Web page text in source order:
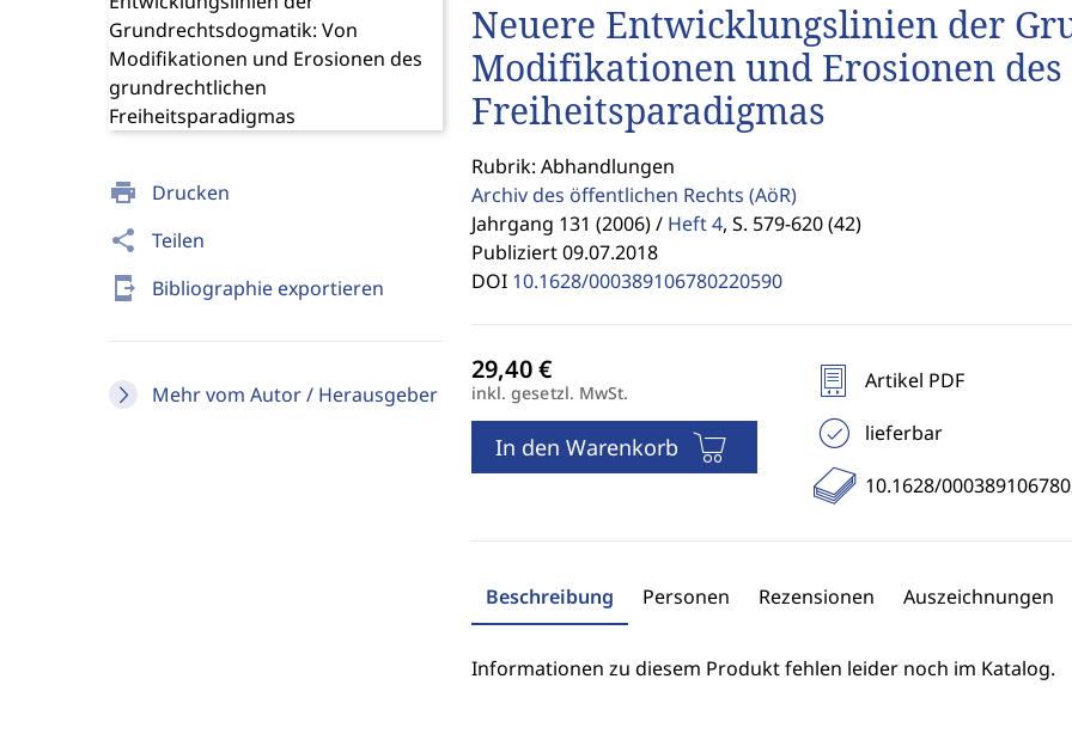
print Drucken
share Teilen
send_to_mobile Bibliographie exportieren
Mehr vom Autor / Herausgeber
Neuere Entwicklungslinien der
Modifikationen und Erosionen
Freiheitsparadigmas
Rubrik: Abhandlungen
Archiv des öffentlichen Rechts (AöR)
Jahrgang 131 (2006) / Heft 4, S. 579-620 (42)
Publiziert 09.07.2018
DOI 10.1628/000389106780220590
inkl. gesetzl. MwSt.
In den Warenkorb
Artikel PDF
lieferbar
10.1628/
Beschreibung Personen Rezensionen Auszeichnungen
Informationen zu diesem Produkt fehlen leider noch im Katalog.